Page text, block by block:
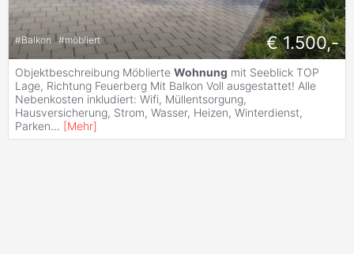
#Balkon #möbliert € 1.500,-
Objektbeschreibung Möblierte Wohnung mit Seeblick TOP
Lage, Richtung Feuerberg Mit Balkon Voll ausgestattet! Alle
Nebenkosten inkludiert: Wifi, Müllentsorgung,
Hausversicherung, Strom, Wasser, Heizen, Winterdienst,
Parken... [Mehr]